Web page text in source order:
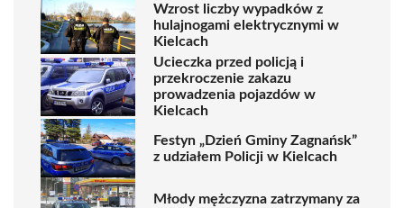
Wzrost liczby wypadków z
hulajnogami elektrycznymi w
Kielcach
Ucieczka przed policją i
przekroczenie zakazu
prowadzenia pojazdów w
Kielcach
Festyn „Dzień Gminy Zagnańsk”
z udziałem Policji w Kielcach
Młody mężczyzna zatrzymany za